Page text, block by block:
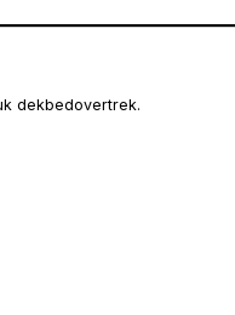
dekbedovertrek.